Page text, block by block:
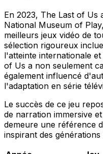
En 2023, The Last of Us
National Museum of Play
meilleurs jeux vidéo de
sélection rigoureux
l'atteinte internationale
of Us a non seulement
également influencé
l'adaptation en série
Le succès de ce jeu
de narration immersive
demeure une référence
inspirant des